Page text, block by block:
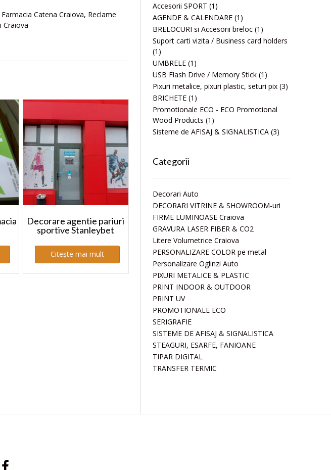
Catena Craiova, Reclame
Craiova
Decorare agentie pariuri
sportive Stanleybet
Citește mai mult
Accesorii SPORT (1)
AGENDE & CALENDARE (1)
BRELOCURI si Accesorii breloc (1)
Suport carti vizita / Business card holders
(1)
UMBRELE (1)
USB Flash Drive / Memory Stick (1)
Pixuri metalice, pixuri plastic, seturi pix (3)
BRICHETE (1)
Promotionale ECO - ECO Promotional
Wood Products (1)
Sisteme de AFISAJ & SIGNALISTICA (3)
Categorii
Decorari Auto
DECORARI VITRINE & SHOWROOM-uri
FIRME LUMINOASE Craiova
GRAVURA LASER FIBER & CO2
Litere Volumetrice Craiova
PERSONALIZARE COLOR pe metal
Personalizare Oglinzi Auto
PIXURI METALICE & PLASTIC
PRINT INDOOR & OUTDOOR
PRINT UV
PROMOTIONALE ECO
SERIGRAFIE
SISTEME DE AFISAJ & SIGNALISTICA
STEAGURI, ESARFE, FANIOANE
TIPAR DIGITAL
TRANSFER TERMIC